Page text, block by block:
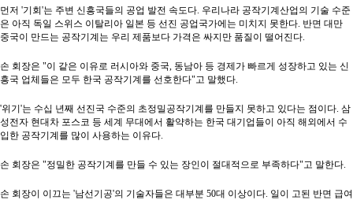
먼저 '기회'는 주변 신흥국들의 공업 발전 속도다. 우리나라 공작기계산업의 기술 수준
은 아직 독일 스위스 이탈리아 일본 등 선진 공업국가에는 미치지 못한다. 반면 대만
중국이 만드는 공작기계는 우리 제품보다 가격은 싸지만 품질이 떨어진다.
손 회장은 "이 같은 이유로 러시아와 중국, 동남아 등 경제가 빠르게 성장하고 있는 신
흥국 업체들은 모두 한국 공작기계를 선호한다"고 말했다.
'위기'는 수십 년째 선진국 수준의 초정밀공작기계를 만들지 못하고 있다는 점이다. 삼
성전자 현대차 포스코 등 세계 무대에서 활약하는 한국 대기업들이 아직 해외에서 수
입한 공작기계를 많이 사용하는 이유다.
손 회장은 "정밀한 공작기계를 만들 수 있는 장인이 절대적으로 부족하다"고 말한다.
손 회장이 이끄는 '남선기공'의 기술자들은 대부분 50대 이상이다. 일이 고된 반면 급여